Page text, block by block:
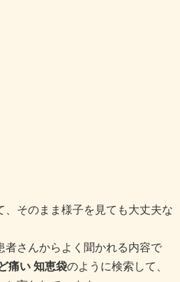
場合でも、状態によっては体の状
と言われています」
が、痛みの続く期間です。数日
もしくは強くなる場合は、足首